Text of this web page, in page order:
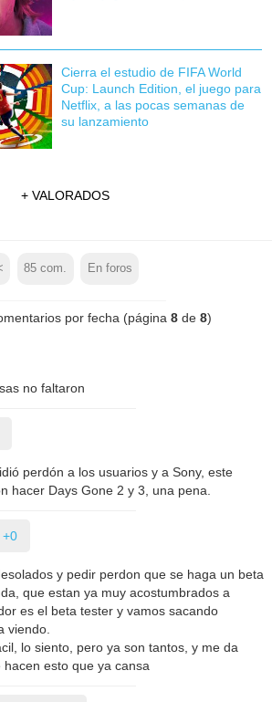
Cierra el estudio de FIFA World
Cup: Launch Edition, el juego para
Netflix, a las pocas semanas de
su lanzamiento
+ VALORADOS
85 com. En foros
por fecha (página 8de 8)
no faltaron
perdón a los usuarios y a Sony, este
hacer Days Gone 2 y 3, una pena.
+0
y pedir perdon que se haga un beta
que estan ya muy acostumbrados a
es el beta tester y vamos sacando
viendo.
lo siento, pero ya son tantos, y me da
esto que ya cansa